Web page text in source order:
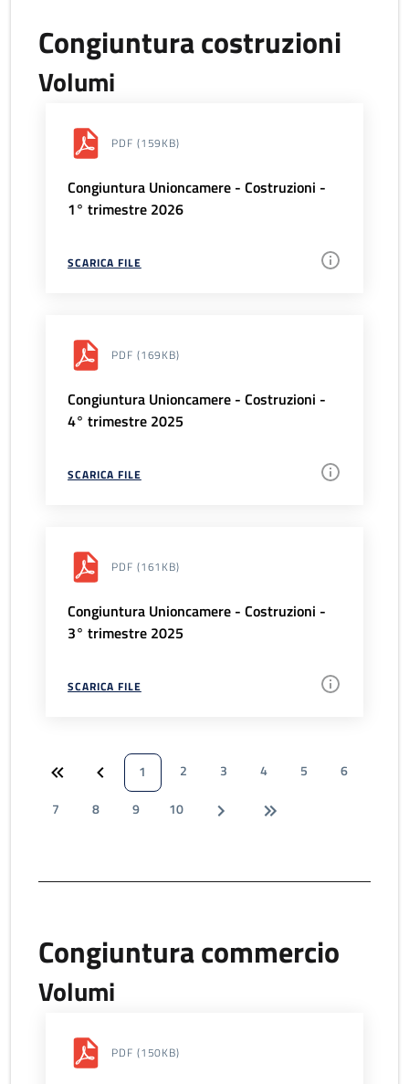
Congiuntura costruzioni
Volumi
PDF (159KB)
Congiuntura Unioncamere - Costruzioni -
1° trimestre 2026
SCARICA FILE
PDF (169KB)
Congiuntura Unioncamere - Costruzioni -
4° trimestre 2025
SCARICA FILE
PDF (161KB)
Congiuntura Unioncamere - Costruzioni -
3° trimestre 2025
SCARICA FILE
1 2 3 4 5
6
7
8 9 10
Congiuntura commercio
Volumi
PDF (150KB)